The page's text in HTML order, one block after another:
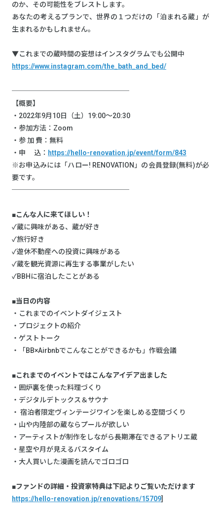
のか、その可能性をブレストします。
あなたの考えるプランで、世界の１つだけの「泊まれる蔵」が
生まれるかもしれません。
▼これまでの蔵時間の妄想はインスタグラムでも公開中
https://www.instagram.com/the_bath_and_bed/
─────────────────
【概要】
・2022年9月10日（土）19:00～20:30
・参加方法：Zoom
・参 加 費：無料
・申 込： https://hello-renovation.jp/event/form/843
※お申込みには「ハロー! RENOVATION」の会員登録(無料)が必
要です。
─────────────────
■こんな人に来てほしい！
✓蔵に興味がある、蔵が好き
✓旅行好き
✓遊休不動産への投資に興味がある​
✓蔵を観光資源に再生する事業がしたい
✓BBHに宿泊したことがある
■当日の内容
・これまでのイベントダイジェスト
・プロジェクトの紹介
・ゲストトーク
・「BB×Airbnbでこんなことができるかも」作戦会議
■これまでのイベントではこんなアイデア出ました
・囲炉裏を使った料理づくり
・デジタルデトックス＆サウナ
・ 宿泊者限定ヴィンテージワインを楽しめる空間づくり
・山や内陸部の蔵ならプールが欲しい
・アーティストが制作をしながら長期滞在できるアトリエ蔵
・星空や月が見えるバスタイム
・大人買いした漫画を読んでゴロゴロ
■ファンドの詳細・投資家特典は下記よりご覧いただけます
https://hello-renovation.jp/renovations/15709]